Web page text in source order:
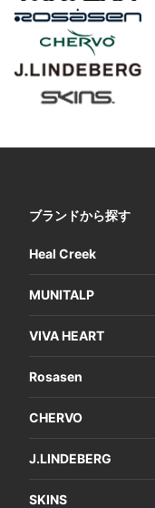
ブランドから探す
Heal Creek
MUNITALP
VIVA HEART
Rosasen
CHERVO
J.LINDEBERG
SKINS